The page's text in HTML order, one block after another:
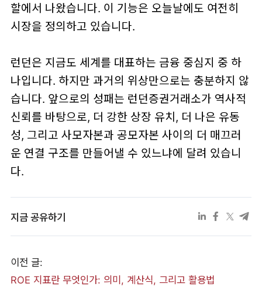
할에서 나왔습니다. 이 기능은 오늘날에도 여전히
시장을 정의하고 있습니다.
런던은 지금도 세계를 대표하는 금융 중심지 중 하
나입니다. 하지만 과거의 위상만으로는 충분하지 않
습니다. 앞으로의 성패는 런던증권거래소가 역사적
신뢰를 바탕으로, 더 강한 상장 유치, 더 나은 유동
성, 그리고 사모자본과 공모자본 사이의 더 매끄러
운 연결 구조를 만들어낼 수 있느냐에 달려 있습니
다.
지금 공유하기
이전 글:
ROE 지표란 무엇인가: 의미, 계산식, 그리고 활용법